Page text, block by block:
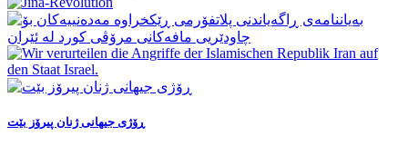
ڕۆژی جیهانی ژنان پیرۆز بێت